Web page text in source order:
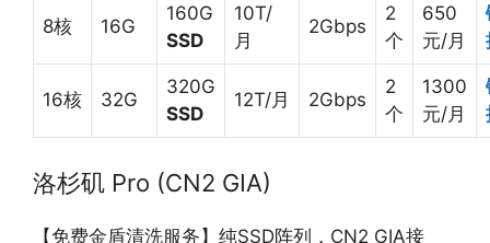
8核 16G
160G
SSD
10T/
月
2Gbps
2
个
650
元/月
16核 32G
320G
SSD
12T/月 2Gbps
2
个
1300
元/月
洛杉矶 Pro (CN2 GIA)
【免费金盾清洗服务】纯SSD阵列，CN2 GIA接